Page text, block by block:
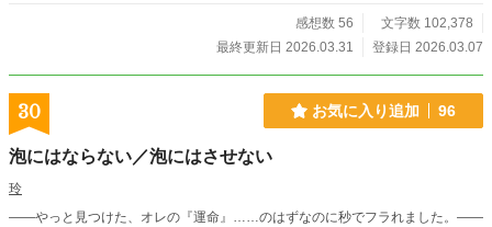
感想数 56
文字数 102,378
最終更新日 2026.03.31
登録日 2026.03.07
30 お気に入り追加 96
泡にはならない／泡にはさせない
玲
――やっと見つけた、オレの『運命』……のはずなのに秒でフラれました。――